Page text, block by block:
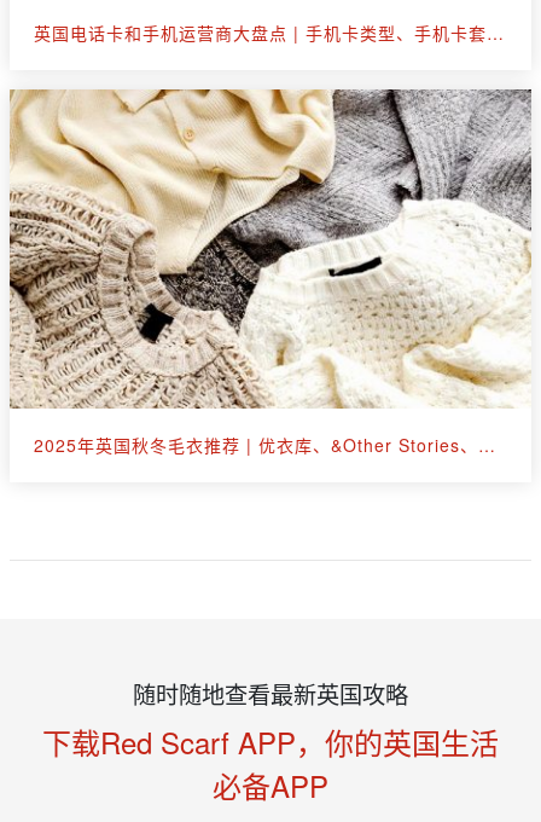
英国电话卡和手机运营商大盘点 | 手机卡类型、手机卡套餐选购
2025年英国秋冬毛衣推荐 | 优衣库、&Other Stories、拉夫劳伦等30+款
随时随地查看最新英国攻略
下载Red Scarf APP，你的英国生活
必备APP